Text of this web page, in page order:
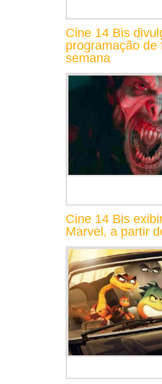
Cine 14 Bis
programação de
semana
Cine 14 Bis
Marvel, a partir